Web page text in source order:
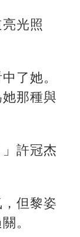
光照
了她。
那種與
」許冠杰
但黎姿
。